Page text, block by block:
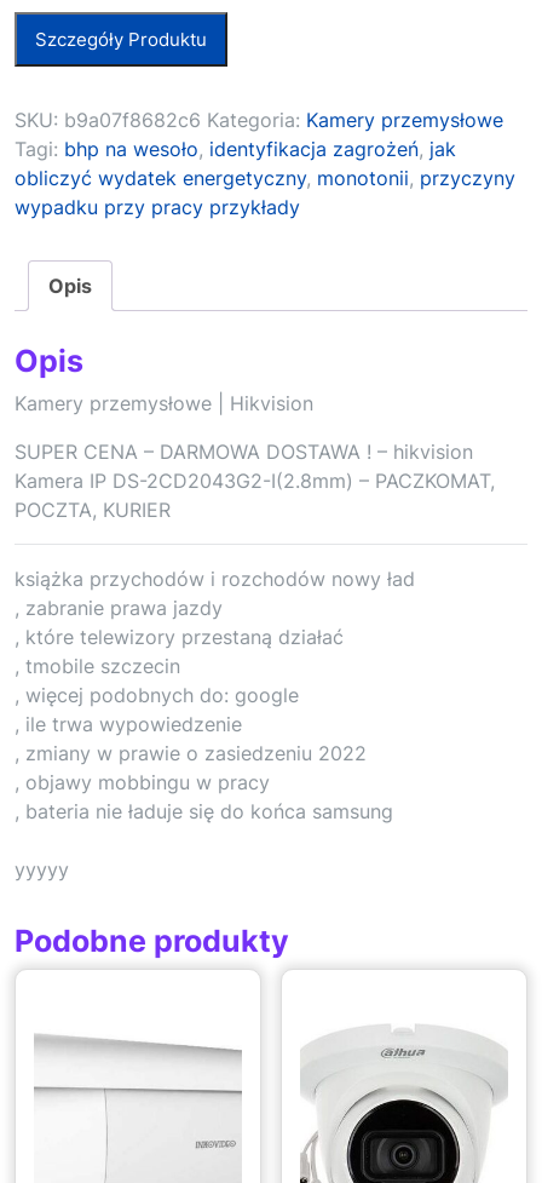
Szczegóły Produktu
SKU: b9a07f8682c6 Kategoria: Kamery przemysłowe
Tagi: bhp na wesoło, identyfikacja zagrożeń, jak
obliczyć wydatek energetyczny, monotonii, przyczyny
wypadku przy pracy przykłady
Opis
Opis
Kamery przemysłowe | Hikvision
SUPER CENA – DARMOWA DOSTAWA ! – hikvision
Kamera IP DS-2CD2043G2-I(2.8mm) – PACZKOMAT,
POCZTA, KURIER
książka przychodów i rozchodów nowy ład
, zabranie prawa jazdy
, które telewizory przestaną działać
, tmobile szczecin
, więcej podobnych do: google
, ile trwa wypowiedzenie
, zmiany w prawie o zasiedzeniu 2022
, objawy mobbingu w pracy
, bateria nie ładuje się do końca samsung
yyyyy
Podobne produkty